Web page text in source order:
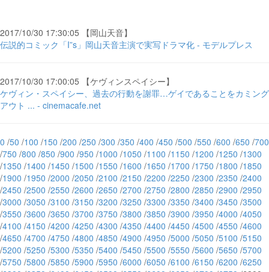
2017/10/30 17:30:05 【岡山天音】
伝説的コミック「I”s」岡山天音主演で実写ドラマ化 - モデルプレス
2017/10/30 17:00:05 【ケヴィンスペイシー】
ケヴィン・スペイシー、過去の行動を謝罪…ゲイであることをカミング
アウト ... - cinemacafe.net
0 /50 /100 /150 /200 /250 /300 /350 /400 /450 /500 /550 /600 /650 /700
/750 /800 /850 /900 /950 /1000 /1050 /1100 /1150 /1200 /1250 /1300
/1350 /1400 /1450 /1500 /1550 /1600 /1650 /1700 /1750 /1800 /1850
/1900 /1950 /2000 /2050 /2100 /2150 /2200 /2250 /2300 /2350 /2400
/2450 /2500 /2550 /2600 /2650 /2700 /2750 /2800 /2850 /2900 /2950
/3000 /3050 /3100 /3150 /3200 /3250 /3300 /3350 /3400 /3450 /3500
/3550 /3600 /3650 /3700 /3750 /3800 /3850 /3900 /3950 /4000 /4050
/4100 /4150 /4200 /4250 /4300 /4350 /4400 /4450 /4500 /4550 /4600
/4650 /4700 /4750 /4800 /4850 /4900 /4950 /5000 /5050 /5100 /5150
/5200 /5250 /5300 /5350 /5400 /5450 /5500 /5550 /5600 /5650 /5700
/5750 /5800 /5850 /5900 /5950 /6000 /6050 /6100 /6150 /6200 /6250